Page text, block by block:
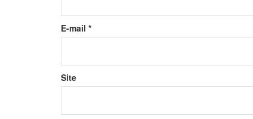
E-mail *
Site